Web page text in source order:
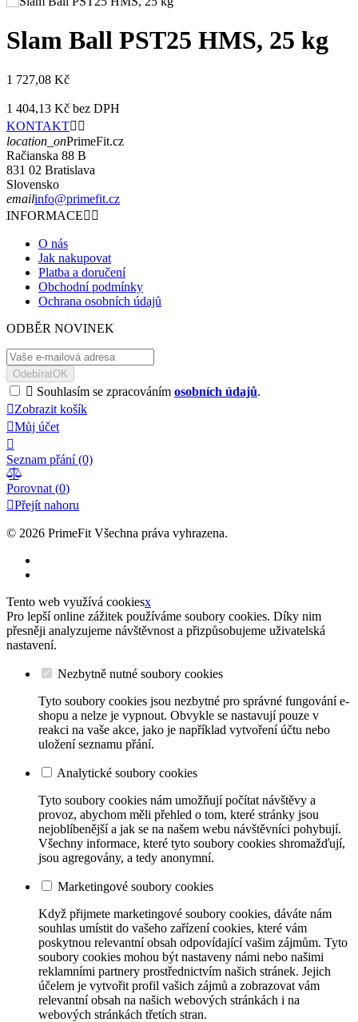
Slam Ball PST25 HMS, 25 kg
1 727,08 Kč
1 404,13 Kč bez DPH
KONTAKT 
location_onPrimeFit.cz
Račianska 88 B
831 02 Bratislava
Slovensko
emailinfo@primefit.cz
INFORMACE 
O nás
Jak nakupovat
Platba a doručení
Obchodní podmínky
Ochrana osobních údajů
ODBĚR NOVINEK
OdebíratOK
 Souhlasím se zpracováním osobních údajů.
Zobrazit košík
Můj účet

Seznam přání (0)

Porovnat (0)
Přejít nahoru
© 2026 PrimeFit Všechna práva vyhrazena.
Tento web využívá cookiesx
Pro lepší online zážitek používáme soubory cookies. Díky nim
přesněji analyzujeme návštěvnost a přizpůsobujeme uživatelská
nastavení.
Nezbytně nutné soubory cookies
Tyto soubory cookies jsou nezbytné pro správné fungování e-
shopu a nelze je vypnout. Obvykle se nastavují pouze v
reakci na vaše akce, jako je například vytvoření účtu nebo
uložení seznamu přání.
Analytické soubory cookies
Tyto soubory cookies nám umožňují počítat návštěvy a
provoz, abychom měli přehled o tom, které stránky jsou
nejoblíbenější a jak se na našem webu návštěvníci pohybují.
Všechny informace, které tyto soubory cookies shromažďují,
jsou agregovány, a tedy anonymní.
Marketingové soubory cookies
Když přijmete marketingové soubory cookies, dáváte nám
souhlas umístit do vašeho zařízení cookies, které vám
poskytnou relevantní obsah odpovídající vašim zájmům. Tyto
soubory cookies mohou být nastaveny námi nebo našimi
reklamními partnery prostřednictvím našich stránek. Jejich
účelem je vytvořit profil vašich zájmů a zobrazovat vám
relevantní obsah na našich webových stránkách i na
webových stránkách třetích stran.